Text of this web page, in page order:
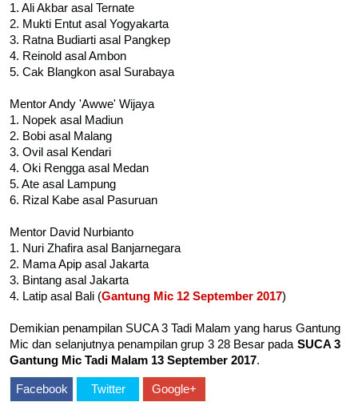
1. Ali Akbar asal Ternate
2. Mukti Entut asal Yogyakarta
3. Ratna Budiarti asal Pangkep
4. Reinold asal Ambon
5. Cak Blangkon asal Surabaya
Mentor Andy 'Awwe' Wijaya
1. Nopek asal Madiun
2. Bobi asal Malang
3. Ovil asal Kendari
4. Oki Rengga asal Medan
5. Ate asal Lampung
6. Rizal Kabe asal Pasuruan
Mentor David Nurbianto
1. Nuri Zhafira asal Banjarnegara
2. Mama Apip asal Jakarta
3. Bintang asal Jakarta
4. Latip asal Bali (Gantung Mic 12 September 2017)
Demikian penampilan SUCA 3 Tadi Malam yang harus Gantung
Mic dan selanjutnya penampilan grup 3 28 Besar pada SUCA 3
Gantung Mic Tadi Malam 13 September 2017.
Facebook Twitter Google+